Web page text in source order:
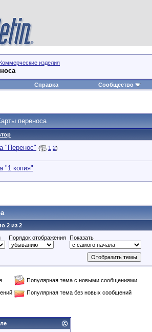
Коммерческие изделия
Справка Сообщество
переноса
"Перенос" ( 1 2)
"1 копия"
2 из 2
Порядок отображения Показать
Популярная тема с новыми сообщениями
Популярная тема без новых сообщений